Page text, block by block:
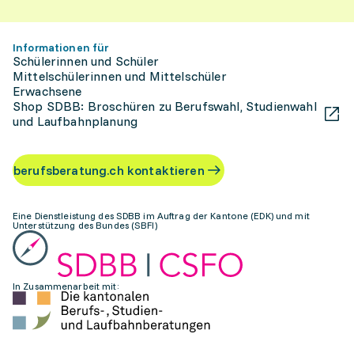
Informationen für
Schülerinnen und Schüler
Mittelschülerinnen und Mittelschüler
Erwachsene
Shop SDBB: Broschüren zu Berufswahl, Studienwahl
und Laufbahnplanung
berufsberatung.ch kontaktieren
Eine Dienstleistung des SDBB im Auftrag der Kantone (EDK) und mit
Unterstützung des Bundes (SBFI)
In Zusammenarbeit mit: